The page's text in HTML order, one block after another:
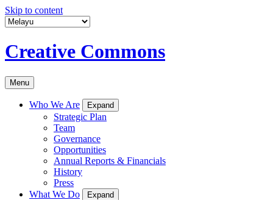
Skip to content
Creative Commons
Menu
Who We Are Expand
Strategic Plan
Team
Governance
Opportunities
Annual Reports & Financials
History
Press
What We Do
Expand